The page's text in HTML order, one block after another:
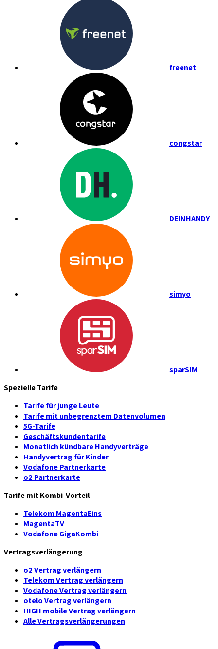
freenet
congstar
DEINHANDY
simyo
sparSIM
Spezielle Tarife
Tarife für junge Leute
Tarife mit unbegrenztem Datenvolumen
5G-Tarife
Geschäftskundentarife
Monatlich kündbare Handyverträge
Handyvertrag für Kinder
Vodafone Partnerkarte
o2 Partnerkarte
Tarife mit Kombi-Vorteil
Telekom MagentaEins
MagentaTV
Vodafone GigaKombi
Vertragsverlängerung
o2 Vertrag verlängern
Telekom Vertrag verlängern
Vodafone Vertrag verlängern
otelo Vertrag verlängern
HIGH mobile Vertrag verlängern
Alle Vertragsverlängerungen